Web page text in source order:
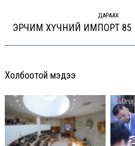
ДАРААХ
Next
ЭРЧИМ ХҮЧНИЙ ИМПОРТ 85
Холбоотой мэдээ